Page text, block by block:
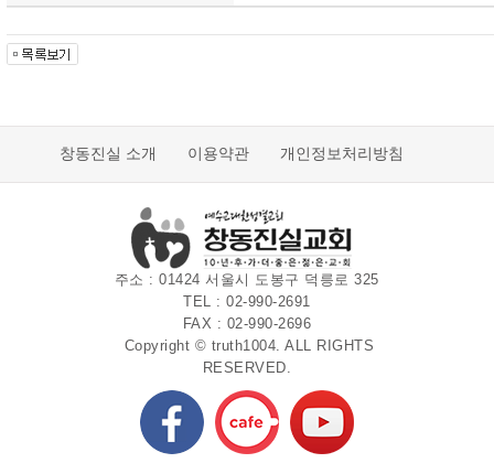
창동진실 소개 이용약관 개인정보처리방침
주소 : 01424 서울시 도봉구 덕릉로 325
TEL : 02-990-2691
FAX : 02-990-2696
Copyright © truth1004. ALL RIGHTS
RESERVED.